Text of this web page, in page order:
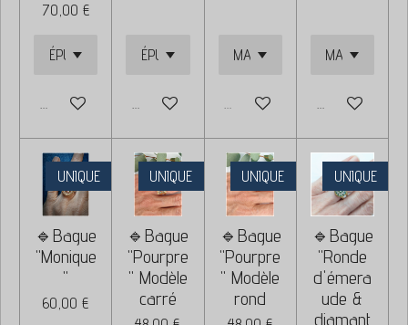
70,00 €
Ajouter au panierAjouter au panierÉpuisé Ajouter au
UNIQUE
🔹Bague
"Monique
"
60,00 €
UNIQUE
🔹Bague
"Pourpre
" Modèle
carré
UNIQUE
🔹Bague
"Pourpre
" Modèle
rond
UNIQUE
🔹Bague
"Ronde
d'émera
ude &
diamant